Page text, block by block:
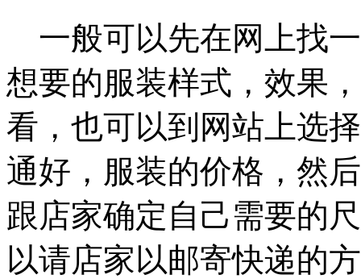
一般可以先在网上找
想要的服装样式，效果
看，也可以到网站上选
通好，服装的价格，然
跟店家确定自己需要的
以请店家以邮寄快递的